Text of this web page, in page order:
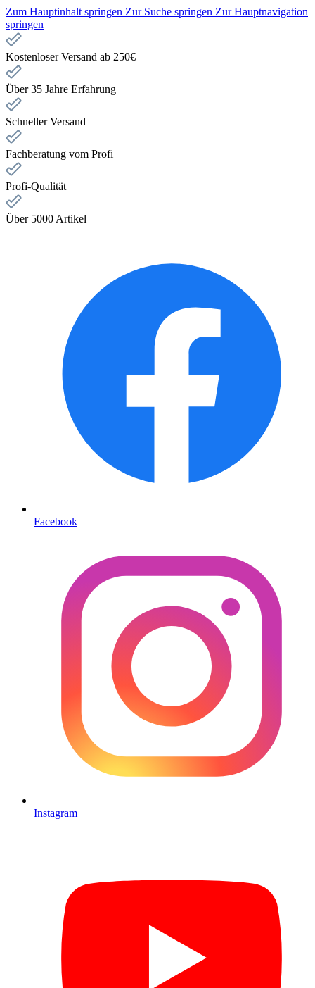
Zum Hauptinhalt springen Zur Suche springen Zur Hauptnavigation
springen
Kostenloser Versand ab 250€
Über 35 Jahre Erfahrung
Schneller Versand
Fachberatung vom Profi
Profi-Qualität
Über 5000 Artikel
Facebook
Instagram